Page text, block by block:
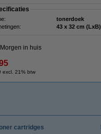
tonerdoek
43 x 32 cm (LxB)
Morgen in huis
excl. 21% btw
cartridges